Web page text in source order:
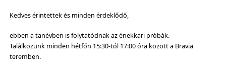
Kedves érintettek és minden érdeklődő,
ebben a tanévben is folytatódnak az énekkari próbák.
Találkozunk minden hétfőn 15:30-tól 17:00 óra között a Bravia
teremben.